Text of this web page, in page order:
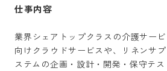
仕事内容
業界シェアトップクラスの介護サービ
向けクラウドサービスや、リネンサ
ステムの企画・設計・開発・保守テス